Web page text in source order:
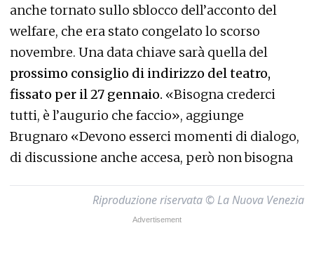
anche tornato sullo sblocco dell’acconto del
welfare, che era stato congelato lo scorso
novembre. Una data chiave sarà quella del
prossimo consiglio di indirizzo del teatro,
fissato per il 27 gennaio. «Bisogna crederci
tutti, è l’augurio che faccio», aggiunge
Brugnaro «Devono esserci momenti di dialogo,
di discussione anche accesa, però non bisogna
Riproduzione riservata © La Nuova Venezia